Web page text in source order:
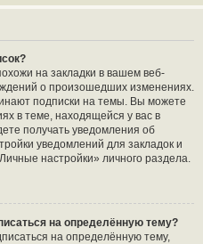
на закладки в вашем веб-
о произошедших изменениях.
подписки на темы. Вы можете
в теме, находящейся у вас в
получать уведомления об
уведомлений для закладок и
настройки» личного раздела.
на определённую тему?
на определённую тему,